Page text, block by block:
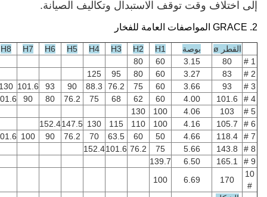
توقف الاستبدال وتكاليف الصيانة.
H1
H2
H3
H4
H5
H6
H7
H8
H9
H10
H11
60
60
95
125
60
76.2
88.3
90
93
101.6
130
147.5
152.4
60
68
75
76.2
80
90
101.6
123.3
136
152.4
100
100
115
130
147.5
152.4
50
63.5
70
76.2
90
100
101.6
120
127
152.4
75
76.2
101.6
152.4
139.7
100